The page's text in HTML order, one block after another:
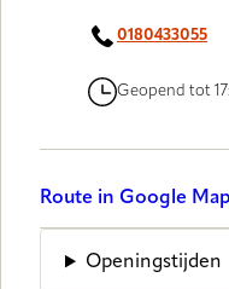
0180433055
Geopend tot
Route in Google
Openingstijden